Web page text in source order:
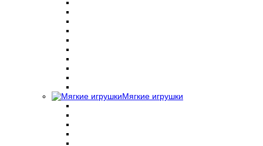
Мягкие игрушки